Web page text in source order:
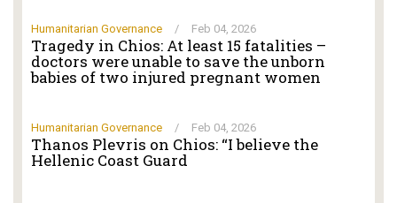
Humanitarian Governance / Feb 04, 2026
Tragedy in Chios: At least 15 fatalities –
doctors were unable to save the unborn
babies of two injured pregnant women
Humanitarian Governance / Feb 04, 2026
Thanos Plevris on Chios: “I believe the
Hellenic Coast Guard